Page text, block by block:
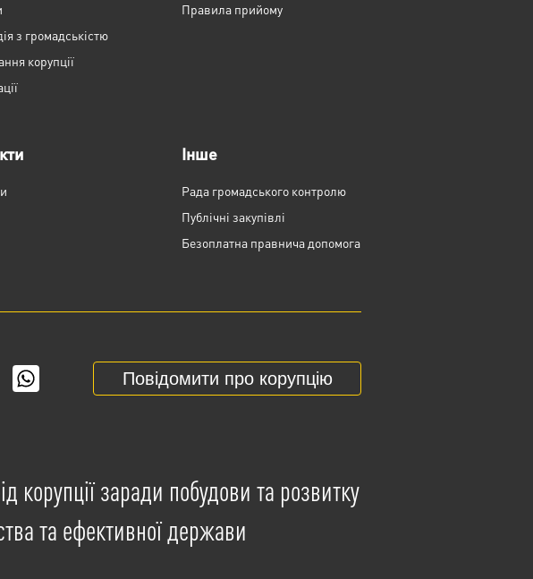
з громадськістю
корупції
Правила прийому
Інше
Рада громадського контролю
Публічні закупівлі
Безоплатна правнича допомога
Повідомити про корупцію
корупції заради побудови та розвитку
та ефективної держави